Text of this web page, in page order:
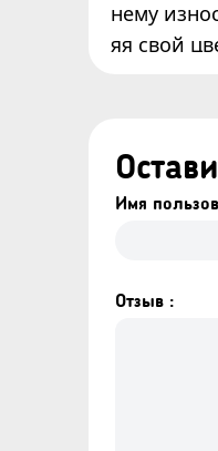
нему
яя свой
Имя
Отзыв :